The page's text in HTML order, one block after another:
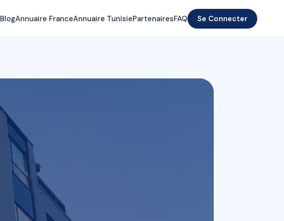
BlogAnnuaire FranceAnnuaire TunisiePartenairesFAQ Se Connecter